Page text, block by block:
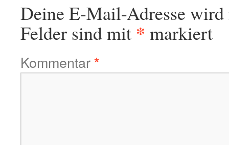
Deine E-Mail-Adresse
Felder sind mit * markiert
Kommentar*